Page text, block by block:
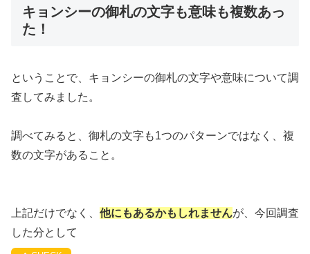
キョンシーの御札の文字も意味も複数あっ
た！
ということで、キョンシーの御札の文字や意味について調
査してみました。
調べてみると、御札の文字も1つのパターンではなく、複
数の文字があること。
上記だけでなく、 他にもあるかもしれませんが、今回調査
した分として